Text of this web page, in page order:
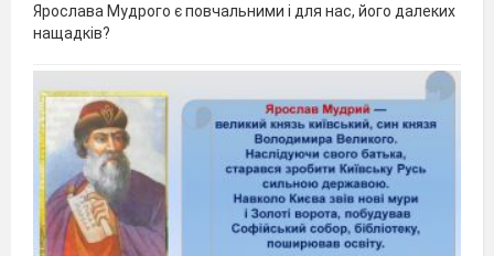
Ярослава Мудрого є повчальними і для нас, його далеких
нащадків?